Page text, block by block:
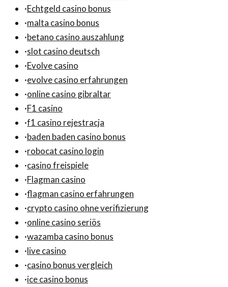
·Echtgeld casino bonus
·malta casino bonus
·betano casino auszahlung
·slot casino deutsch
·Evolve casino
·evolve casino erfahrungen
·online casino gibraltar
·F1 casino
·f1 casino rejestracja
·baden baden casino bonus
·robocat casino login
·casino freispiele
·Flagman casino
·flagman casino erfahrungen
·crypto casino ohne verifizierung
·online casino seriös
·wazamba casino bonus
·live casino
·casino bonus vergleich
·ice casino bonus